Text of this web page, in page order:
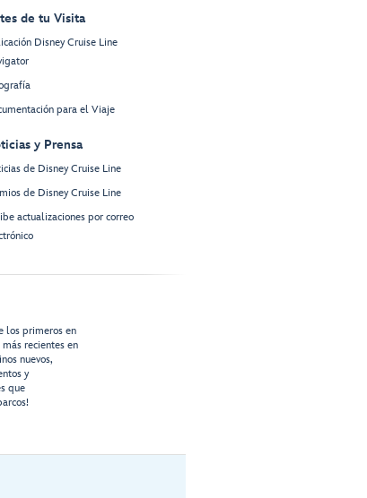
de tu Visita
Disney Cruise Line
para el Viaje
y Prensa
de Disney Cruise Line
de Disney Cruise Line
actualizaciones por correo
los primeros en
recientes en
nuevos,
y
que